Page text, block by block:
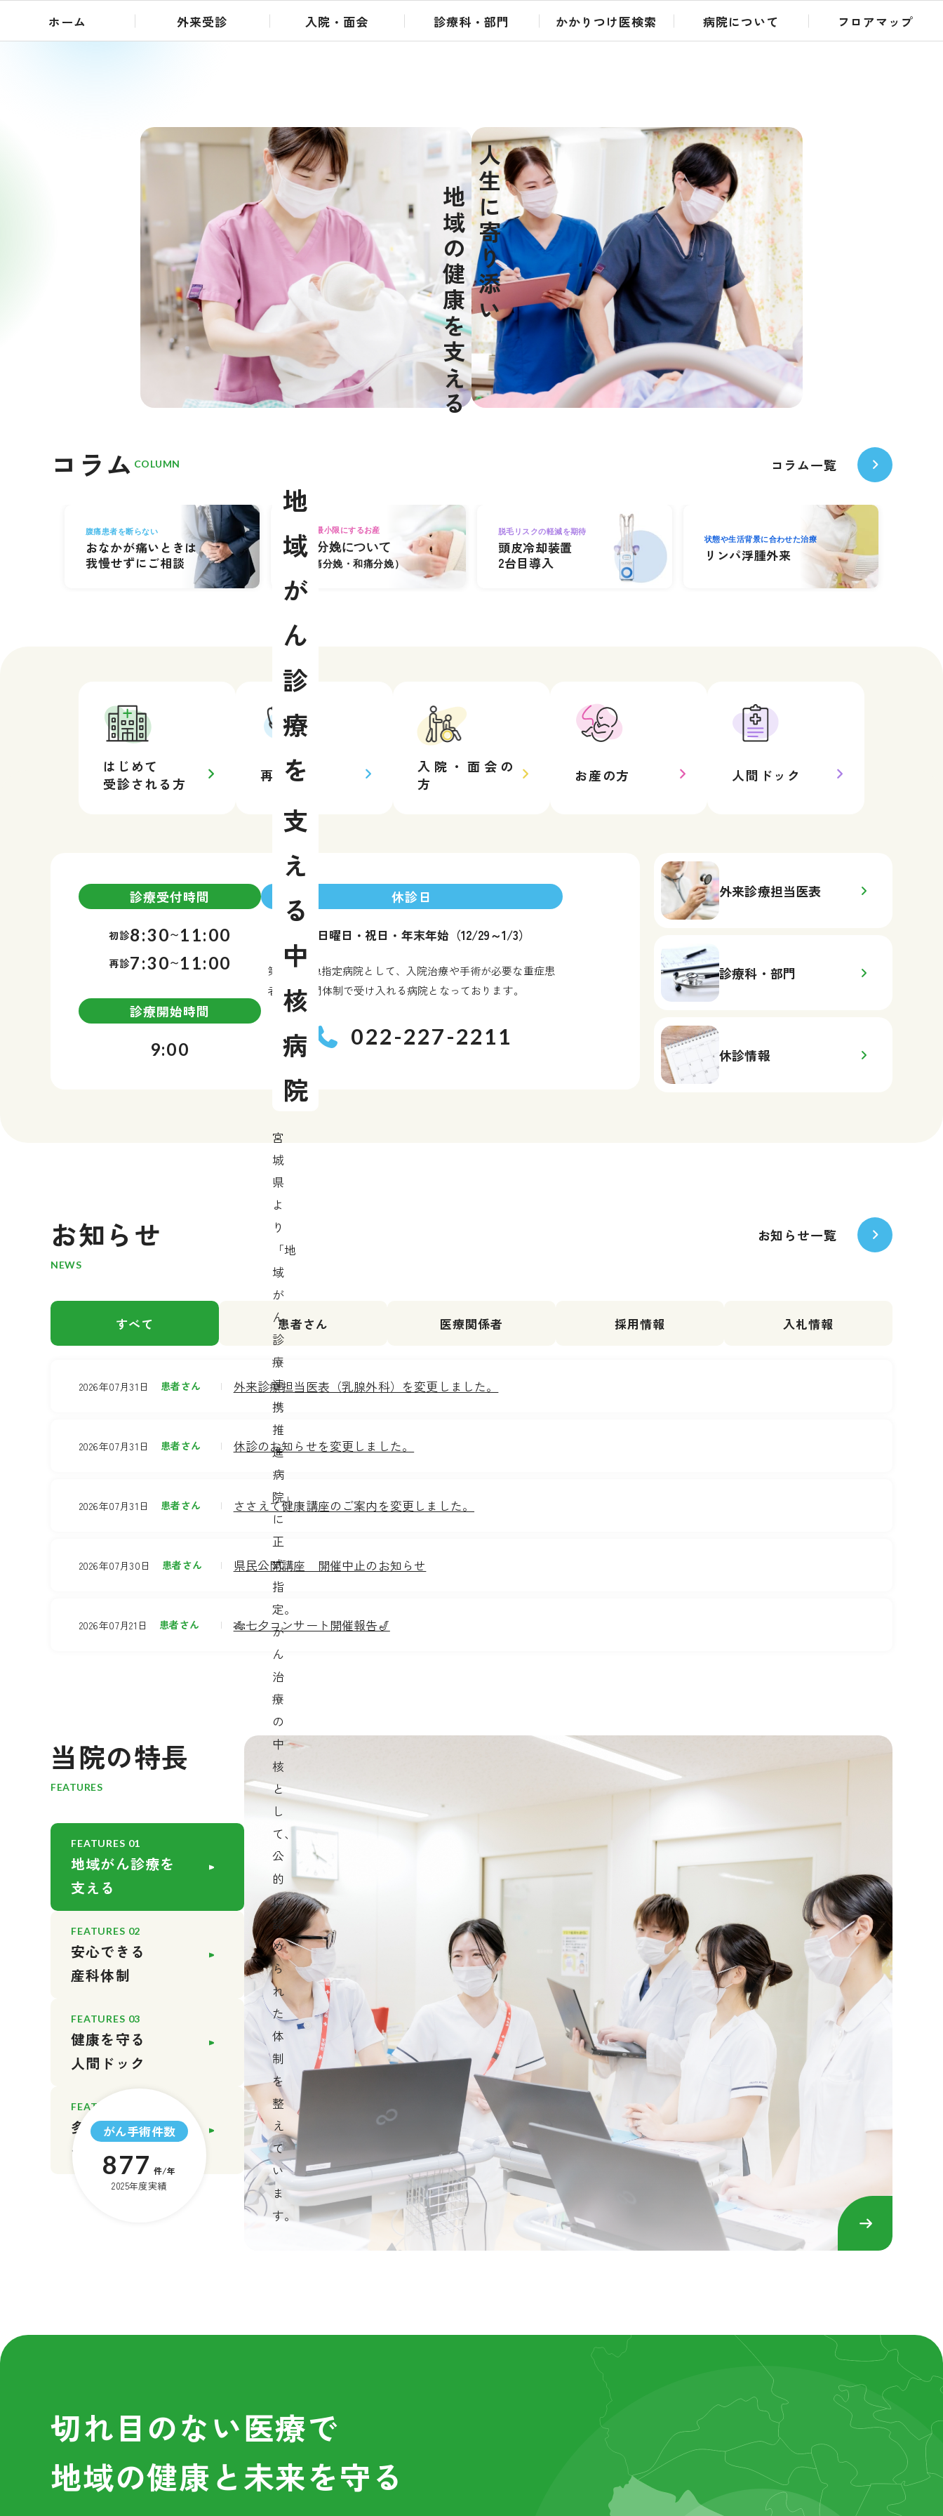
ホーム 外来受診 入院・面会 診療科・部門 かかりつけ医検索 病院について フロアマップ
人生に寄り添い
地域の健康を支える
コラム COLUMN コラム一覧
腹痛患者を断らない
おなかが痛いときは
我慢せずにご相談
痛みを最小限にするお産
麻酔分娩について
（無痛分娩・和痛分娩）
脱毛リスクの軽減を期待
頭皮冷却装置
2台目導入
状態や生活背景に合わせた治療
リンパ浮腫外来
はじめて
受診される方
再診の方 入院・ 面会の
方
お産の方 人間ドック
診療受付時間
初診8:30〜 11:00
再診7:30〜 11:00
診療開始時間
9:00
休診日
土・日曜日・祝日 ・ 年末年始（12/29～1/3）
第二次救急指定病院として、入院治療や手術が必要な重症患
者を24時間体制で受け入れる病院となっております。
022-227-2211
外来診療担当医表
診療科・部門
休診情報
お知らせ
NEWS
すべて 患者さん 医療関係者 採用情報 入札情報
2026年07月31日 患者さん 外来診療担当医表（乳腺外科）を変更しました。
2026年07月31日 患者さん 休診のお知らせを変更しました。
2026年07月31日 患者さん ささえて健康講座のご案内を変更しました。
2026年07月30日 患者さん 県民公開講座 開催中止のお知らせ
2026年07月21日 患者さん 🎋七夕コンサート開催報告🎷
お知らせ一覧
当院の特長
FEATURES
FEATURES 01
地域がん診療を
支える
FEATURES 02
安心できる
産科体制
FEATURES 03
健康を守る
人間ドック
FEATURES 04
多職種による
チーム医療
がん手術件数
877 件/年
2025年度実績
地
域
が
ん
診
療
を
支
え
る
中
核
病
院
宮
城
県
よ
り
「地
域
が
ん
診
療
連
携
推
進
病
院」
に
正
式
指
定。
が
ん
治
療
の
中
核
と
し
て、
公
的
に
認
め
ら
れ
た
体
制
を
整
え
て
い
ま
す。
切れ目のない医療で
地域の健康と未来を守る